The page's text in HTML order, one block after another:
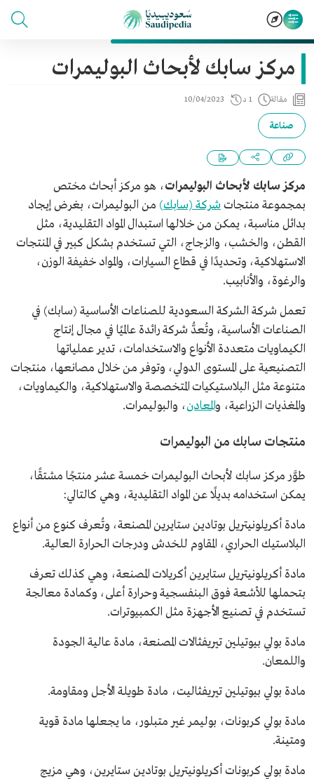
مركز سابك لأبحاث البوليمرات
مقالة 1 د 10/04/2023
صناعة
مركز سابك لأبحاث البوليمرات، هو مركز أبحاث مختص
بمجموعة منتجات شركة (سابك) من البوليمرات، بغرض إيجاد
بدائل مناسبة، يمكن من خلالها استبدال المواد التقليدية، مثل
القطن، والخشب، والزجاج، التي تستخدم بشكل كبير في المنتجات
الاستهلاكية، وتحديدًا في قطاع السيارات، والمواد خفيفة الوزن،
والرغوة، والأنابيب.
تعمل شركة الشركة السعودية للصناعات الأساسية (سابك) في
الصناعات الأساسية، وتُعدُّ شركة رائدة عالميًا في مجال إنتاج
الكيماويات متعددة الأنواع والاستخدامات، تدير عملياتها
التصنيعية على المستوى الدولي، وتوفر من خلال مصانعها، منتجات
متنوعة مثل البلاستيكيات المتخصصة والاستهلاكية، والكيماويات،
والمغذيات الزراعية، والمعادن، والبوليمرات.
منتجات سابك من البوليمرات
طوَّر مركز سابك لأبحاث البوليمرات خمسة عشر منتجًا مشتقًا،
يمكن استخدامه بديلًا عن المواد التقليدية، وهي كالتالي:
مادة أكريلونيتريل بوتادين ستايرين المصنعة، وتُعرف كنوع من أنواع
البلاستيك الحراري، المقاوم للخدش ودرجات الحرارة العالية.
مادة أكريلونيتريل ستايرين أكريلات المصنعة، وهي كذلك تعرف
بتحملها للأشعة فوق البنفسجية وحرارة أعلى، وكمادة معالجة
تستخدم في تصنيع الأجهزة مثل الكمبيوترات.
مادة بولي بيوتيلين تيريفثالات المصنعة، مادة عالية الجودة
واللمعان.
مادة بولي بيوتيلين تيريفثاليت، مادة طويلة الأجل ومقاومة.
مادة بولي كربونات، بوليمر غير متبلور، ما يجعلها مادة قوية
ومتينة.
مادة بولي كربونات أكريلونيتريل بوتادين ستايرين، وهي مزيج